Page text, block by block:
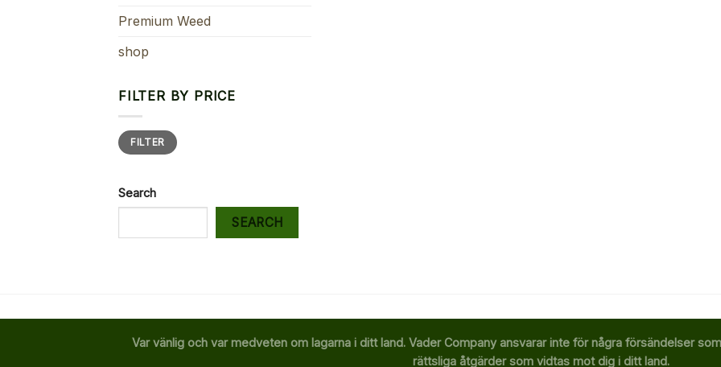
Premium Weed
shop
FILTER BY PRICE
Min
price
Max
priceFILTER
Search
SEARCH
Var vänlig och var medveten om lagarna i ditt land. Vader Company ansvarar inte för några försändelser
rättsliga åtgärder som vidtas mot dig i ditt land.